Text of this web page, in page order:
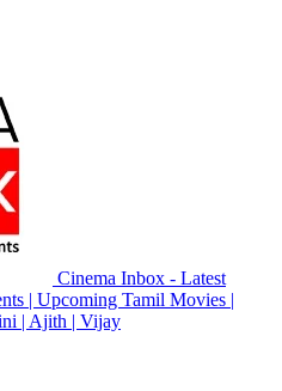
Cinema Inbox - Latest
| Upcoming Tamil Movies |
| Ajith | Vijay